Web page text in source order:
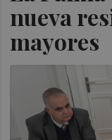
nueva
mayores